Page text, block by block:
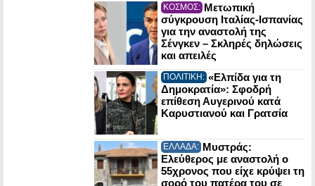
ΚΟΣΜΟΣ: Μετωπική
σύγκρουση Ιταλίας-Ισπανίας
για την αναστολή της
Σένγκεν – Σκληρές δηλώσεις
και απειλές
ΠΟΛΙΤΙΚΗ: «Ελπίδα για τη
Δημοκρατία»: Σφοδρή
επίθεση Αυγερινού κατά
Καρυστιανού και Γρατσία
ΕΛΛΑΔΑ: Μυστράς:
Ελεύθερος με αναστολή ο
55χρονος που είχε κρύψει τη
σορό του πατέρα του σε